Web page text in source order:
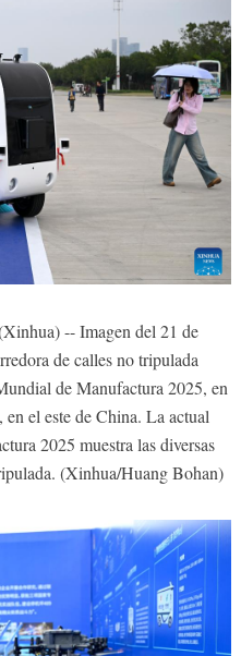
-- Imagen del 21 de
de calles no tripulada
de Manufactura 2025, en
el este de China. La actual
2025 muestra las diversas
(Xinhua/Huang Bohan)